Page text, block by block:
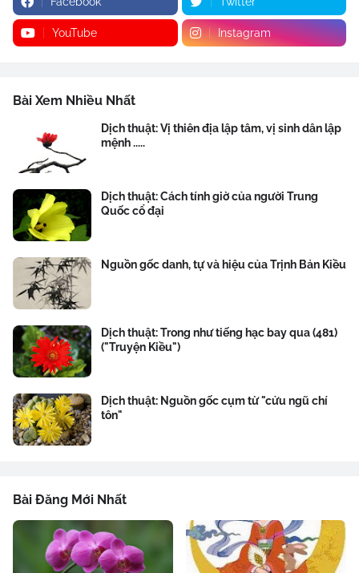
YouTube Instagram
Bài Xem Nhiều Nhất
Dịch thuật: Vị thiên địa lập tâm, vị sinh dân lập
mệnh .....
Dịch thuật: Cách tính giờ của người Trung
Quốc cổ đại
Nguồn gốc danh, tự và hiệu của Trịnh Bản Kiều
Dịch thuật: Trong như tiếng hạc bay qua (481)
("Truyện Kiều")
Dịch thuật: Nguồn gốc cụm từ "cửu ngũ chí
tôn"
Bài Đăng Mới Nhất